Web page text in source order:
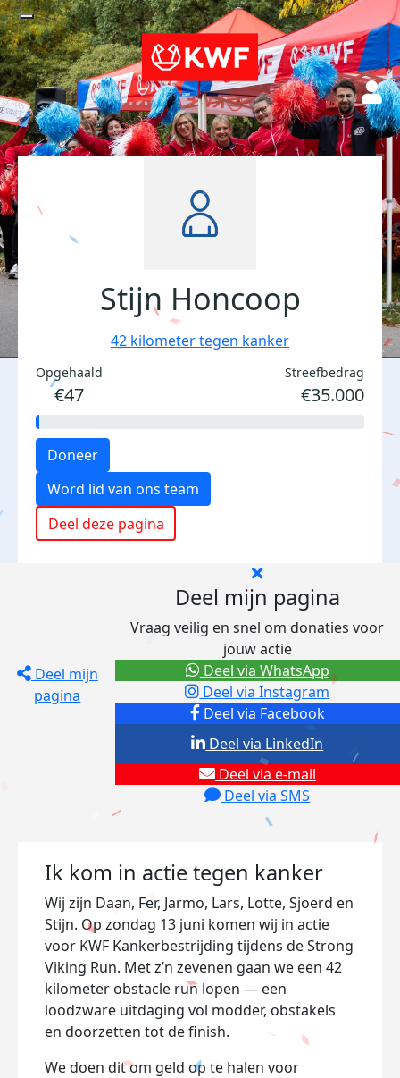
Stijn Honcoop
42 kilometer tegen kanker
Opgehaald
€47
Streefbedrag
€35.000
Doneer
Word lid van ons team
Deel deze pagina
Deel mijn
pagina
Deel mijn pagina
Vraag veilig en snel om donaties voor
jouw actie
Deel via Facebook
Deel via Instagram
Deel via e-mail
Deel via SMS
Deel via LinkedIn
Deel via WhatsApp
Ik kom in actie tegen kanker
Wij zijn Daan, Fer, Jarmo, Lars, Lotte, Sjoerd en
Stijn. Op zondag 13 juni komen wij in actie
voor KWF Kankerbestrijding tijdens de Strong
Viking Run. Met z’n zevenen gaan we een 42
kilometer obstacle run lopen — een
loodzware uitdaging vol modder, obstakels
en doorzetten tot de finish.
We doen dit om geld op te halen voor